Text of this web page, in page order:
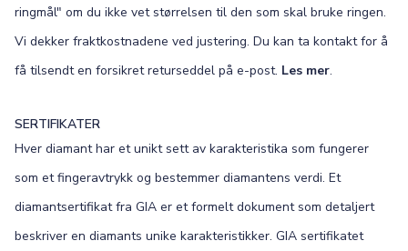
ringmål" om du ikke vet størrelsen til den som skal bruke ringen.
Vi dekker fraktkostnadene ved justering. Du kan ta kontakt for å
få tilsendt en forsikret returseddel på e-post. Les mer.
SERTIFIKATER
Hver diamant har et unikt sett av karakteristika som fungerer
som et fingeravtrykk og bestemmer diamantens verdi. Et
diamantsertifikat fra GIA er et formelt dokument som detaljert
beskriver en diamants unike karakteristikker. GIA sertifikatet